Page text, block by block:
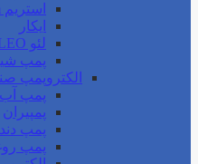
استریم stream
ایکار
لئو LEO
پمپ
الکتروپمپ
پمپ
پمپیران
پمپ
پمپ